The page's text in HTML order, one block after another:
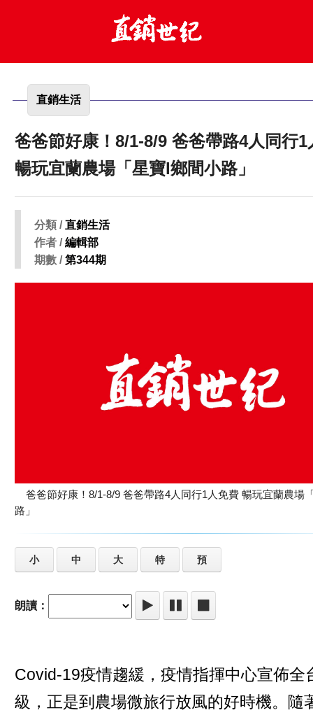
直銷生活
爸爸節好康！8/1-8/9 爸爸帶路4人同行1
暢玩宜蘭農場「星寶l鄉間小路」
分類 /直銷生活
作者 /編輯部
期數 /第344期
爸爸節好康！8/1-8/9 爸爸帶路4人同行1人免費 暢玩宜蘭農場
路」
小 中 大 特 預
朗讀：
Covid-19疫情趨緩，疫情指揮中心宣佈全
級，正是到農場微旅行放風的好時機。隨